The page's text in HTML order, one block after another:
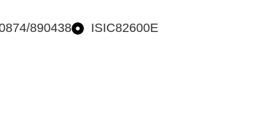
890438 ISIC82600E